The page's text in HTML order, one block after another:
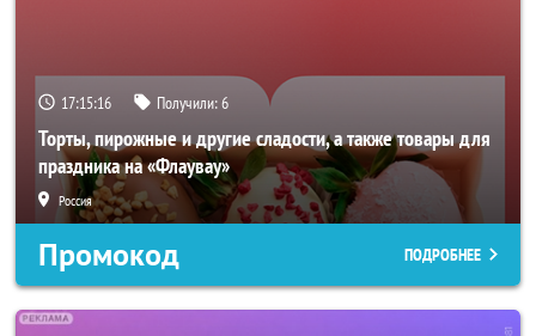
17:15:14 Получили:6
Торты, пирожные и другие сладости, а также товары для
праздника на «Флаувау»
Россия
Промокод ПОДРОБНЕЕ